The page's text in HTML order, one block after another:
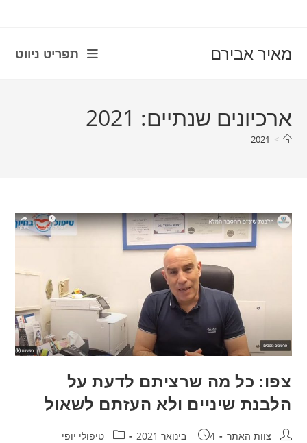
מאיר אבירם תפריט ניווט
ארכיונים שנתיים: 2021
>
2021
צפו: כל מה שרציתם לדעת על
הלבנת שיניים ולא העזתם לשאול
מחבר:צוות האתר פורסם:
4 בינואר 2021 קטגוריה:טיפולי יופי